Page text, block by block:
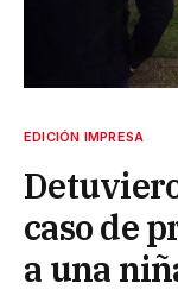
EDICIÓN IMPRESA
caso de
a una